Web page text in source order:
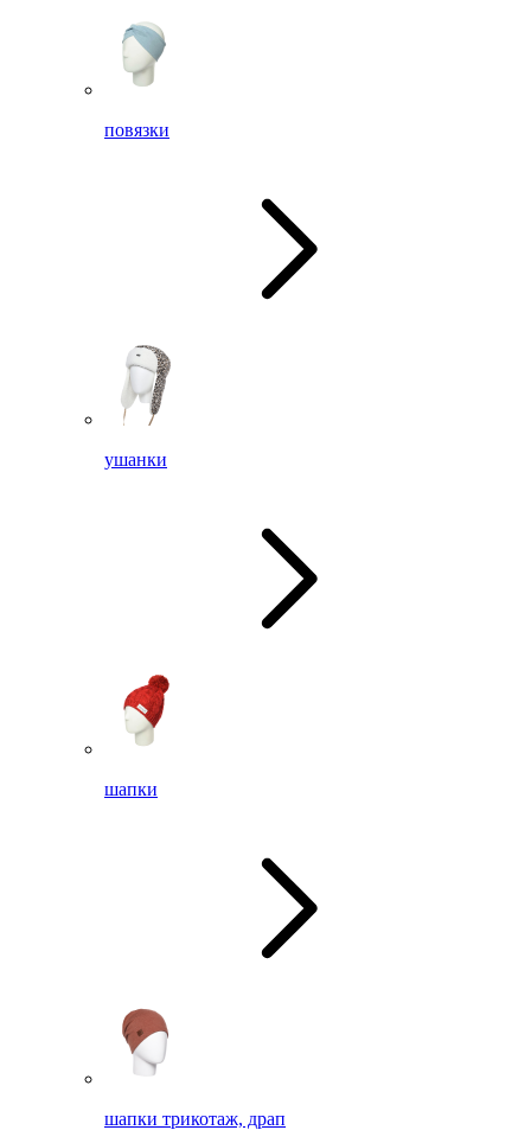
повязки
ушанки
шапки
шапки трикотаж, драп